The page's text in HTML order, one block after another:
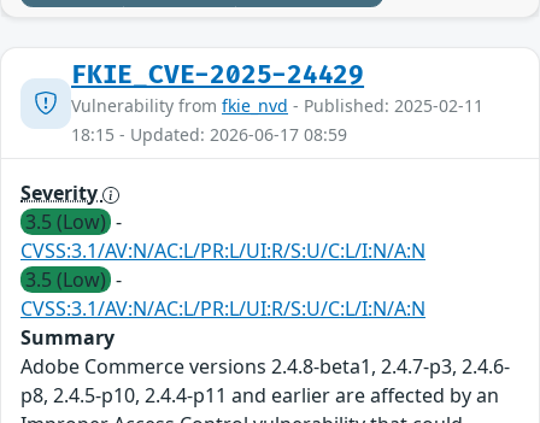
FKIE_CVE-2025-24429
Vulnerability from fkie_nvd - Published: 2025-02-11
18:15 - Updated: 2026-06-17 08:59
Severity
3.5 (Low) -
CVSS:3.1/AV:N/AC:L/PR:L/UI:R/S:U/C:L/I:N/A:N
3.5 (Low) -
CVSS:3.1/AV:N/AC:L/PR:L/UI:R/S:U/C:L/I:N/A:N
Summary
Adobe Commerce versions 2.4.8-beta1, 2.4.7-p3, 2.4.6-
p8, 2.4.5-p10, 2.4.4-p11 and earlier are affected by an